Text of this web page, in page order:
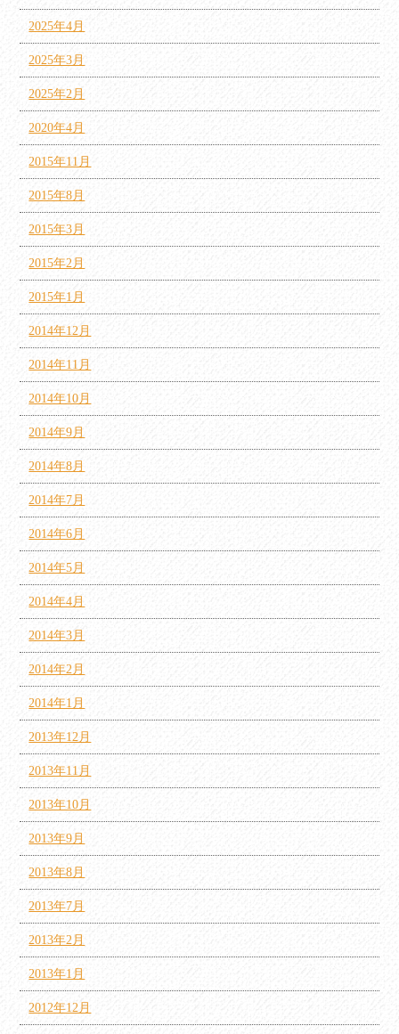
2025年4月
2025年3月
2025年2月
2020年4月
2015年11月
2015年8月
2015年3月
2015年2月
2015年1月
2014年12月
2014年11月
2014年10月
2014年9月
2014年8月
2014年7月
2014年6月
2014年5月
2014年4月
2014年3月
2014年2月
2014年1月
2013年12月
2013年11月
2013年10月
2013年9月
2013年8月
2013年7月
2013年2月
2013年1月
2012年12月